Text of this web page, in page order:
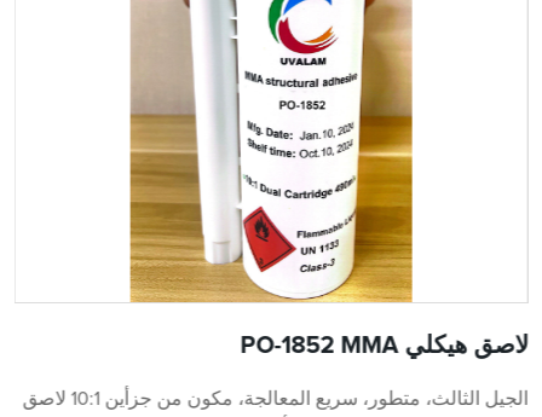
لاصق هيكلي PO-1852 MMA
الجيل الثالث، متطور، سريع المعالجة، مكون من جزأين 10:1 لاصق